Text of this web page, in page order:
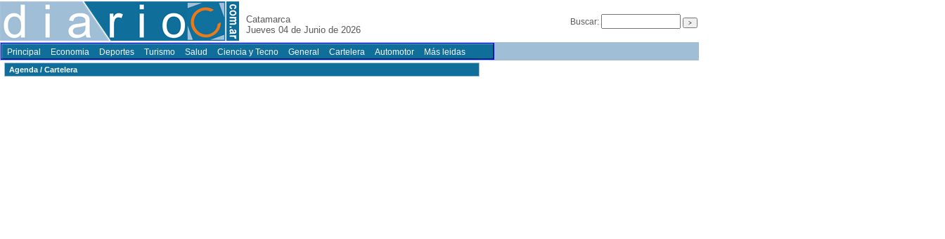
Catamarca
Jueves 04 de Junio de 2026
Buscar:
Principal Economia Deportes Turismo Salud Ciencia y Tecno General Cartelera Automotor Más leidas
Agenda / Cartelera